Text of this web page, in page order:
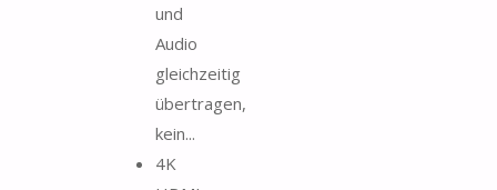
und
Audio
gleichzeitig
übertragen,
kein...
4K